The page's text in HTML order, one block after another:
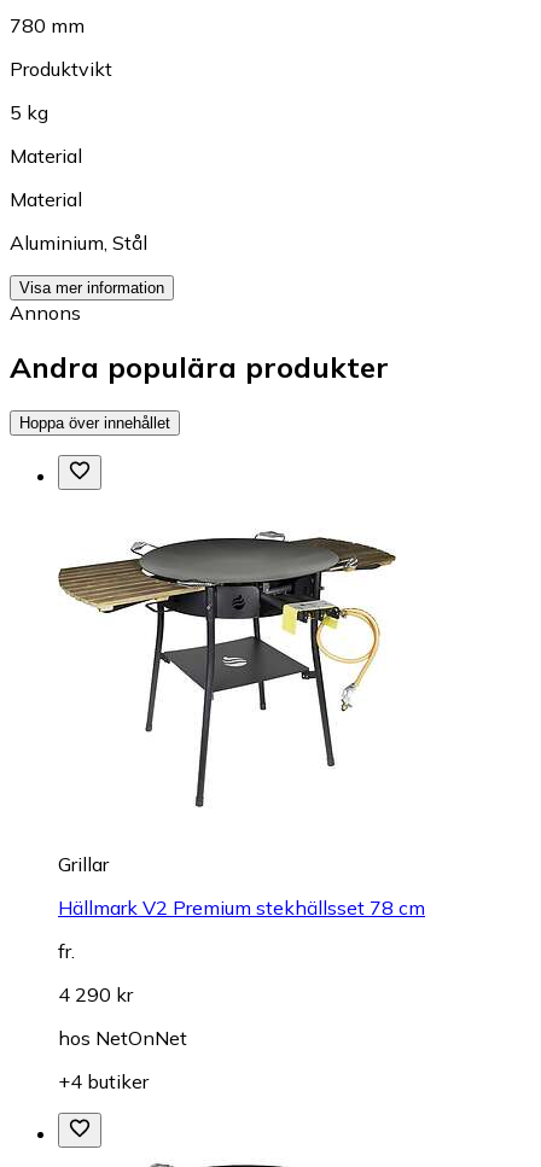
780 mm
Produktvikt
5 kg
Material
Material
Aluminium Stål
Visa mer information
Annons
Andra populära produkter
Hoppa över innehållet
Grillar
Hällmark V2 Premium stekhällsset 78 cm
fr.
4 290 kr
hos NetOnNet
+4 butiker